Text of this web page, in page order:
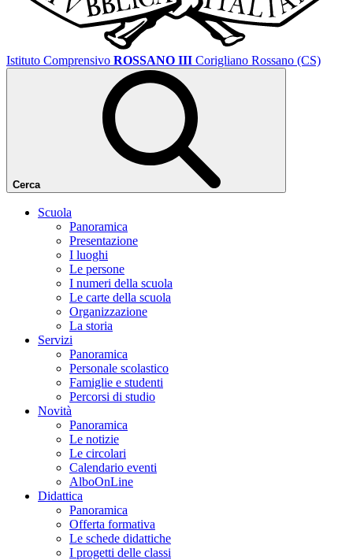
Istituto Comprensivo ROSSANO III Corigliano Rossano (CS)
Cerca
Scuola
Panoramica
Presentazione
I luoghi
Le persone
I numeri della scuola
Le carte della scuola
Organizzazione
La storia
Servizi
Panoramica
Personale scolastico
Famiglie e studenti
Percorsi di studio
Novità
Panoramica
Le notizie
Le circolari
Calendario eventi
AlboOnLine
Didattica
Panoramica
Offerta formativa
Le schede didattiche
I progetti delle classi